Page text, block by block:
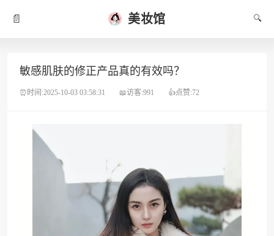
📄 美妆馆 🔍
敏感肌肤的修正产品真的有效吗？
⏰时间:2025-10-03 03:58:31 📖访客:991 👍点赞:72